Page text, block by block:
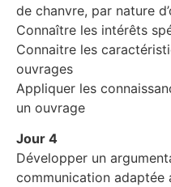
de chanvre, par nature
Connaître les intérêts
Connaitre les
ouvrages
Appliquer les
un ouvrage
Jour 4
Développer un
communication